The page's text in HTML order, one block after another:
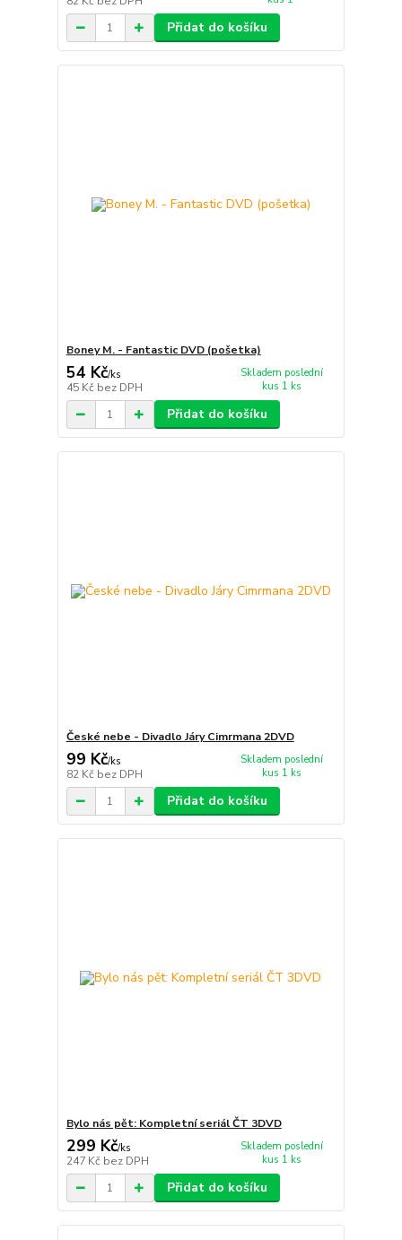
Přidat do košíku
Boney M. - Fantastic DVD (pošetka)
54 Kč/ks
45 Kč bez DPH
Skladem poslední
kus 1 ks
Přidat do košíku
České nebe - Divadlo Járy Cimrmana 2DVD
99 Kč/ks
82 Kč bez DPH
Skladem poslední
kus 1 ks
Přidat do košíku
Bylo nás pět: Kompletní seriál ČT 3DVD
299 Kč/ks
247 Kč bez DPH
Skladem poslední
kus 1 ks
Přidat do košíku